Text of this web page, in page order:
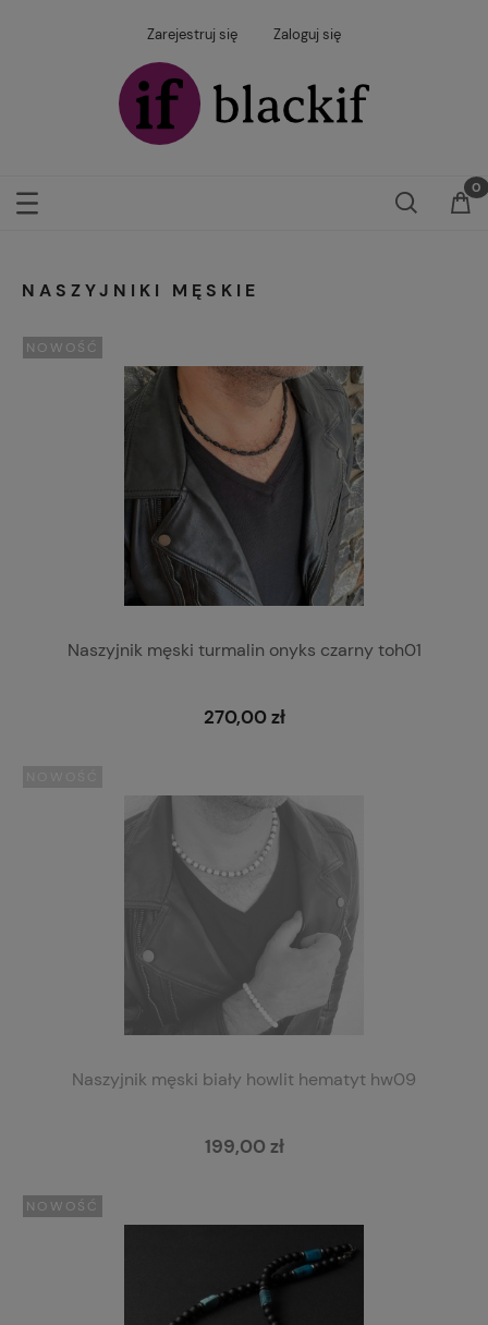
Zarejestruj się Zaloguj się
NASZYJNIKI MĘSKIE
Naszyjnik męski turmalin onyks czarny toh01
270,00 zł
NOWOŚĆ
Naszyjnik męski biały howlit hematyt hw09
199,00 zł
NOWOŚĆ